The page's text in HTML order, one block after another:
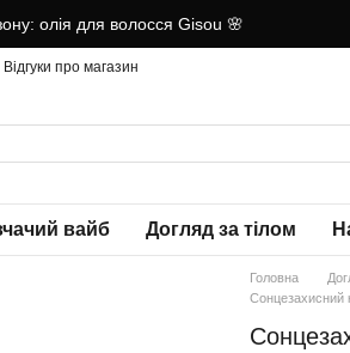
олія для волосся Gisou 🌸
Відгуки про магазин
вайб Догляд за тілом
Головна
Сонцезахисний